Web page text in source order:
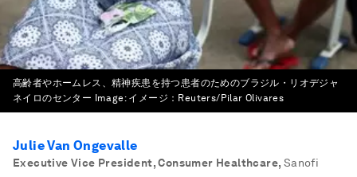
高齢者やホームレス、精神疾患を持つ患者のためのブラジル・リオデジャ
ネイロのセンター
Image: イメージ：Reuters/Pilar Olivares
Julie Van Ongevalle
Executive Vice President, Consumer Healthcare, Sanofi